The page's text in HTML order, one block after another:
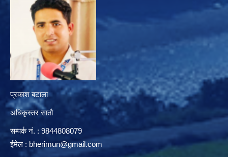
प्रकाश बटाला
अधिकृस्तर सातौ
सम्पर्क न‌ं. : 9844808079
ईमेल : bherimun@gmail.com